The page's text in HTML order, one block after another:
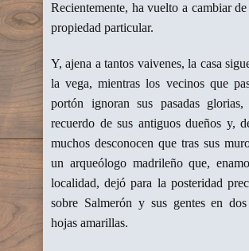
Recientemente, ha vuelto a cambiar
propiedad particular.
Y, ajena a tantos vaivenes, la casa
la vega, mientras los vecinos que
portón ignoran sus pasadas
recuerdo de sus antiguos dueños y,
muchos desconocen que tras sus
un arqueólogo madrileño que,
localidad, dejó para la posteridad
sobre Salmerón y sus gentes en
hojas amarillas.